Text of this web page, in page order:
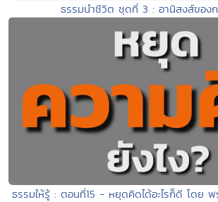
ธรรมนำชีวิต ชุดที่ 3 : อานิสงส์ของก
ธรรมให้รู้ : ตอนที่15 - หยุดคิดได้อะไรก็ดี โดย